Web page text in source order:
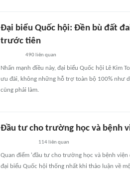
Đại biểu Quốc hội: Đền bù đất
trước tiên
490liên quan
Nhấn mạnh điều này, đại biểu Quốc hội Lê Kim
ưu đãi, không những hỗ trợ toàn bộ 100% như
cũng phải làm.
Đầu tư cho trường học và bệnh
114 liên quan
Quan điểm 'đầu tư cho trường học và bệnh
đại biểu Quốc hội thống nhất khi thảo luận về